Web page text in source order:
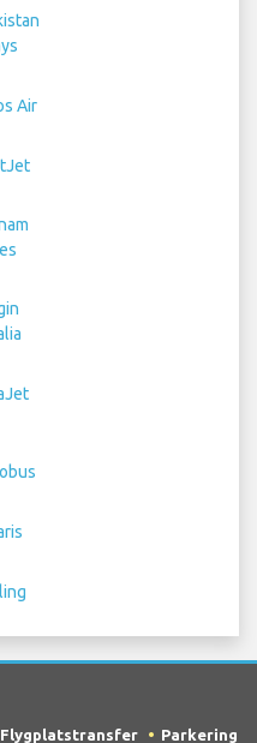
Flygplatstransfer Parkering